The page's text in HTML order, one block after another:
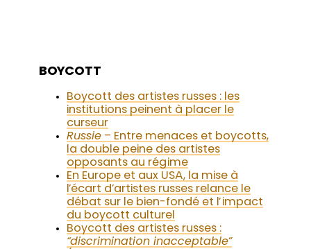
BOYCOTT
Boycott des artistes russes : les
institutions peinent à placer le
curseur
Russie – Entre menaces et boycotts,
la double peine des artistes
opposants au régime
En Europe et aux USA, la mise à
l’écart d’artistes russes relance le
débat sur le bien-fondé et l’impact
du boycott culturel
Boycott des artistes russes :
“discrimination inacceptable”